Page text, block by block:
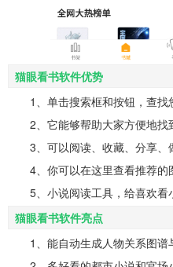
猫眼看书软件优势
1、单击搜索框和按钮，查找
2、它能够帮助大家方便地找
3、可以阅读、收藏、分享、
4、你可以在这里查看推荐的
5、小说阅读工具，给喜欢看
猫眼看书软件亮点
1、能自动生成人物关系图谱